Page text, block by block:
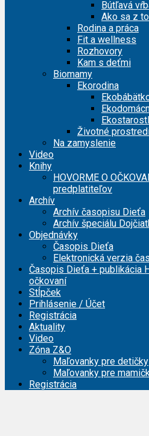
Bútľavá
Ako sa z
Rodina a práca
Fit a wellness
Rozhovory
Kam s deťmi
Biomamy
Ekorodina
Životné
Na zamyslenie
Video
Knihy
HOVORME O
predplatiteľov
Archív
Archív časopisu Dieťa
Archív špeciálu
Objednávky
Časopis Dieťa
Elektronická verzia
Časopis Dieťa + publikácia
očkovaní
Stĺpček
Prihlásenie / Účet
Registrácia
Aktuality
Video
Zóna Z&O
Maľovanky pre detičky
Maľovanky pre
Registrácia